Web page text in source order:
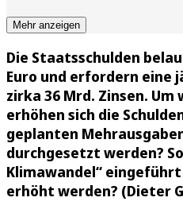
Mehr anzeigen
Die Staatsschulden
Euro und erfordern eine
zirka 36 Mrd. Zinsen.
erhöhen sich die
geplanten
durchgesetzt werden?
Klimawandel“
erhöht werden? (Dieter